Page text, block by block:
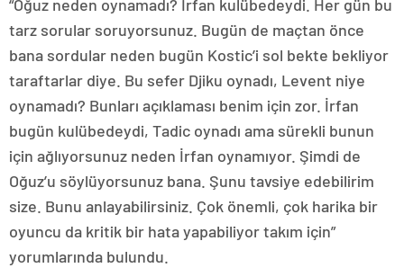
“Oğuz neden oynamadı? İrfan kulübedeydi. Her gün bu
tarz sorular soruyorsunuz. Bugün de maçtan önce
bana sordular neden bugün Kostic’i sol bekte bekliyor
taraftarlar diye. Bu sefer Djiku oynadı, Levent niye
oynamadı? Bunları açıklaması benim için zor. İrfan
bugün kulübedeydi, Tadic oynadı ama sürekli bunun
için ağlıyorsunuz neden İrfan oynamıyor. Şimdi de
Oğuz’u söylüyorsunuz bana. Şunu tavsiye edebilirim
size. Bunu anlayabilirsiniz. Çok önemli, çok harika bir
oyuncu da kritik bir hata yapabiliyor takım için”
yorumlarında bulundu.